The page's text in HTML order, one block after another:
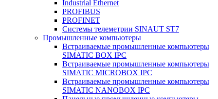
Industrial Ethernet
PROFIBUS
PROFINET
Системы телеметрии SINAUT ST7
Промышленные компьютеры
Встраиваемые промышленные компьютеры
SIMATIC BOX IPC
Встраиваемые промышленные компьютеры
SIMATIC MICROBOX IPC
Встраиваемые промышленные компьютеры
SIMATIC NANOBOX IPC